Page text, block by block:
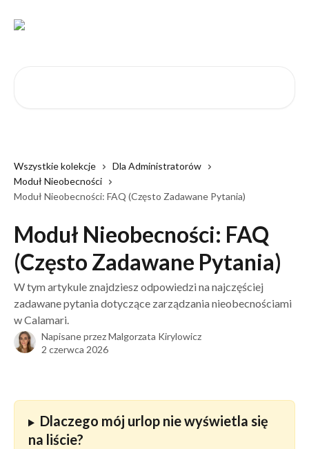
Wszystkie kolekcje
Dla Administratorów
Moduł Nieobecności
Moduł Nieobecności: FAQ (Często Zadawane Pytania)
Moduł Nieobecności: FAQ
(Często Zadawane Pytania)
W tym artykule znajdziesz odpowiedzi na najczęściej
zadawane pytania dotyczące zarządzania nieobecnościami
w Calamari.
Napisane przezMalgorzata Kirylowicz
2 czerwca 2026
Dlaczego mój urlop nie wyświetla się
na liście?